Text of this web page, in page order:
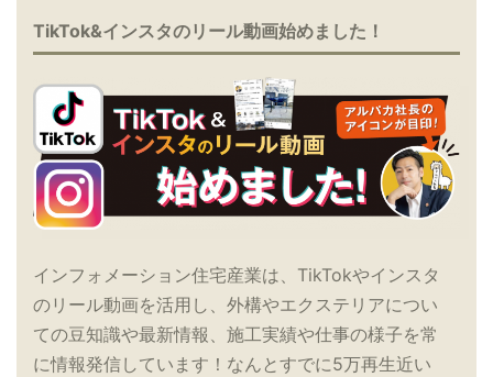
TikTok&インスタのリール動画始めました！
インフォメーション住宅産業は、TikTokやインスタ
のリール動画を活用し、外構やエクステリアについ
ての豆知識や最新情報、施工実績や仕事の様子を常
に情報発信しています！なんとすでに5万再生近い